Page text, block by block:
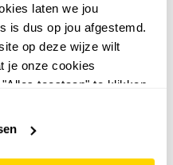
laten we jou
is dus op jou afgestemd.
op deze wijze wilt
je onze cookies
toestaan" te klikken.